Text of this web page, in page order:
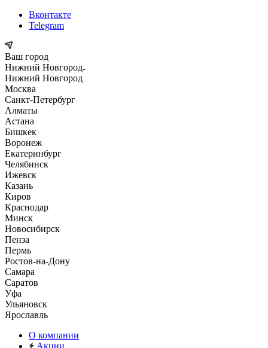
Вконтакте
Telegram
Ваш город
Нижний Новгород
Нижний Новгород
Москва
Санкт-Петербург
Алматы
Астана
Бишкек
Воронеж
Екатеринбург
Челябинск
Ижевск
Казань
Киров
Краснодар
Минск
Новосибирск
Пенза
Пермь
Ростов-на-Дону
Самара
Саратов
Уфа
Ульяновск
Ярославль
О компании
Акции